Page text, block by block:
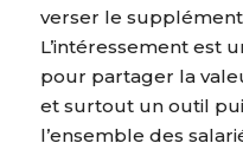
verser le
L’intéressement est
pour partager la
et surtout un outil
l’ensemble des